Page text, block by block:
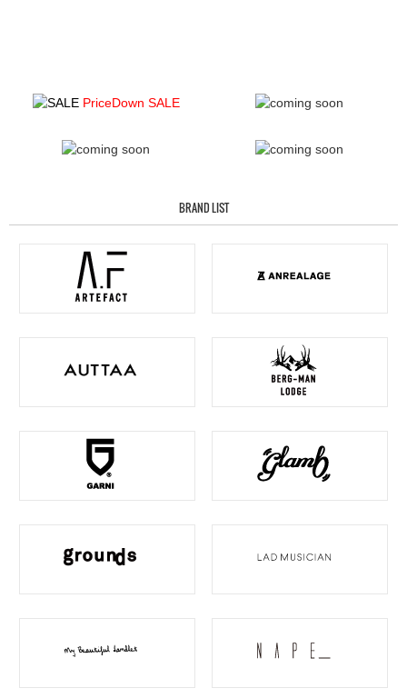
PriceDown SALE
BRAND LIST